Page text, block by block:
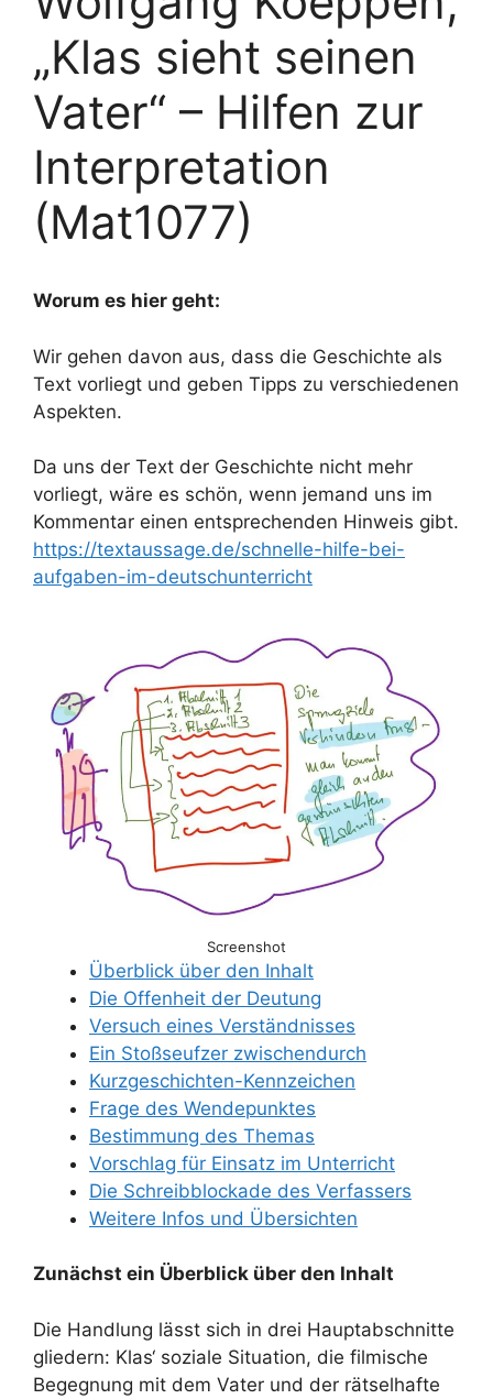
„Klas sieht seinen
Vater“ – Hilfen zur
Interpretation
(Mat1077)
Worum es hier geht:
Wir gehen davon aus, dass die Geschichte als
Text vorliegt und geben Tipps zu verschiedenen
Aspekten.
Da uns der Text der Geschichte nicht mehr
vorliegt, wäre es schön, wenn jemand uns im
Kommentar einen entsprechenden Hinweis gibt.
https://textaussage.de/schnelle-hilfe-bei-
aufgaben-im-deutschunterricht
Screenshot
Überblick über den Inhalt
Die Offenheit der Deutung
Versuch eines Verständnisses
Ein Stoßseufzer zwischendurch
Kurzgeschichten-Kennzeichen
Frage des Wendepunktes
Bestimmung des Themas
Vorschlag für Einsatz im Unterricht
Die Schreibblockade des Verfassers
Weitere Infos und Übersichten
Zunächst ein Überblick über den Inhalt
Die Handlung lässt sich in drei Hauptabschnitte
gliedern: Klas‘ soziale Situation, die filmische
Begegnung mit dem Vater und der rätselhafte